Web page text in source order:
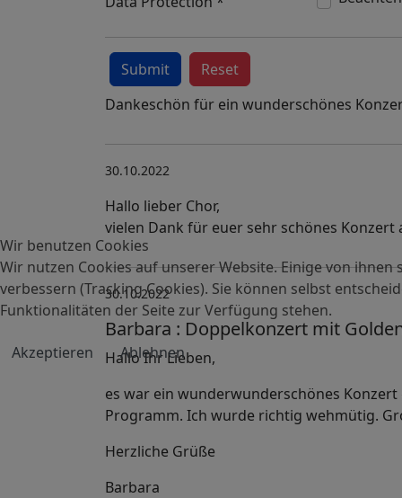
Submit
Reset
Dankeschön für ein wunderschönes
30.10.2022
Hallo lieber Chor,
vielen Dank für euer sehr schönes Konzert
30.10.2022
Barbara : Doppelkonzert mit
Hallo Ihr Lieben,
es war ein wunderwunderschönes
Programm. Ich wurde richtig wehmütig.
Herzliche Grüße
Barbara
Wir benutzen Cookies
Wir nutzen Cookies auf unserer Website. Einige von
verbessern (Tracking Cookies). Sie können selbst
Funktionalitäten der Seite zur Verfügung stehen.
Akzeptieren Ablehnen